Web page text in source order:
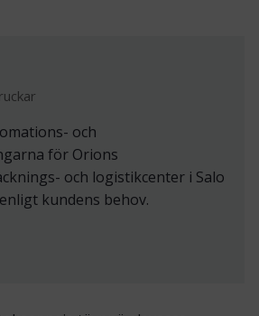
och
för Orions
och logistikcenter i Salo
kundens behov.